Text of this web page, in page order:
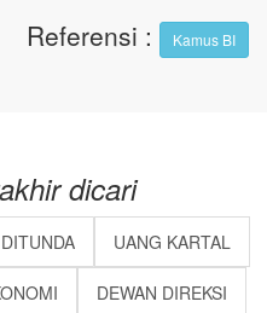
Referensi : Kamus BI
dicari
UANG KARTAL
DEWAN DIREKSI